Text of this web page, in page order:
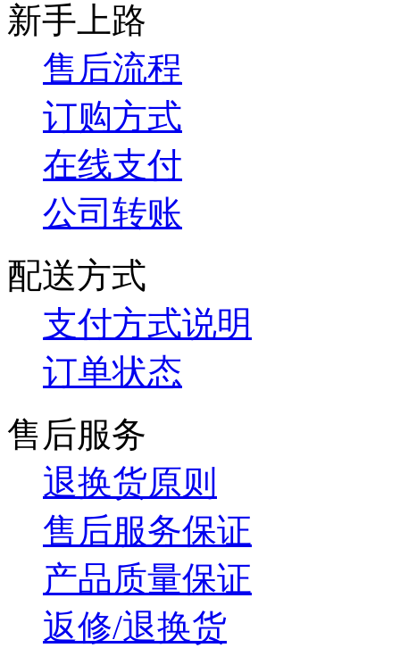
新手上路
售后流程
订购方式
在线支付
公司转账
配送方式
支付方式说明
订单状态
售后服务
退换货原则
售后服务保证
产品质量保证
返修/退换货